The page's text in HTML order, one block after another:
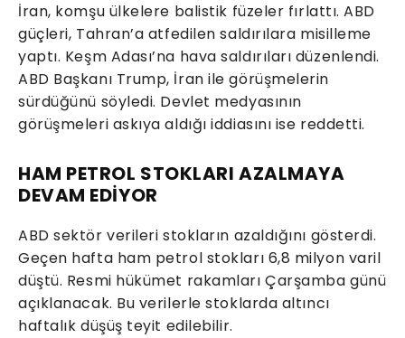
İran, komşu ülkelere balistik füzeler fırlattı. ABD
güçleri, Tahran’a atfedilen saldırılara misilleme
yaptı. Keşm Adası’na hava saldırıları düzenlendi.
ABD Başkanı Trump, İran ile görüşmelerin
sürdüğünü söyledi. Devlet medyasının
görüşmeleri askıya aldığı iddiasını ise reddetti.
HAM PETROL STOKLARI AZALMAYA
DEVAM EDİYOR
ABD sektör verileri stokların azaldığını gösterdi.
Geçen hafta ham petrol stokları 6,8 milyon varil
düştü. Resmi hükümet rakamları Çarşamba günü
açıklanacak. Bu verilerle stoklarda altıncı
haftalık düşüş teyit edilebilir.